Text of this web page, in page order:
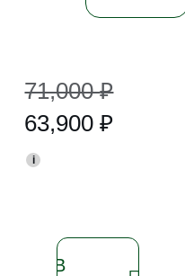
71,000₽
63,900₽
i
В